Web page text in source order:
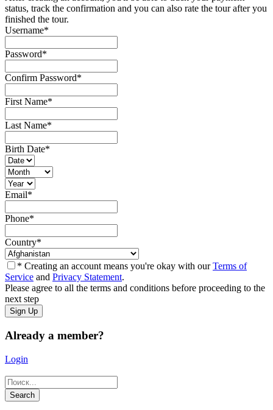
status, track the confirmation and you can also rate the tour after you
finished the tour.
Username*
Password*
Confirm Password*
First Name*
Last Name*
Birth Date*
Email*
Phone*
Country*
* Creating an account means you're okay with ourTerms of
Service and Privacy Statement.
Please agree to all the terms and conditions before proceeding to the
next step
Already a member?
Login